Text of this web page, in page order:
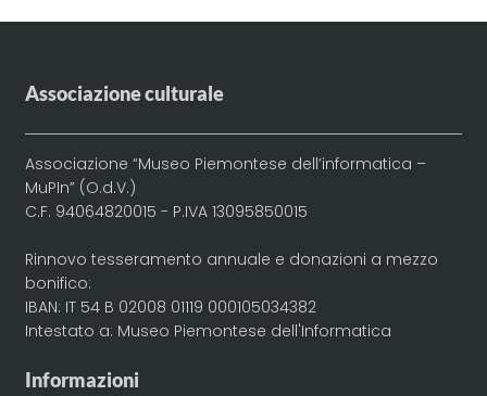
Associazione culturale
Associazione “Museo Piemontese dell’informatica –
MuPIn” (O.d.V.)
C.F. 94064820015 - P.IVA 13095850015
Rinnovo tesseramento annuale e donazioni a mezzo
bonifico:
IBAN: IT 54 B 02008 01119 000105034382
Intestato a: Museo Piemontese dell'Informatica
Informazioni